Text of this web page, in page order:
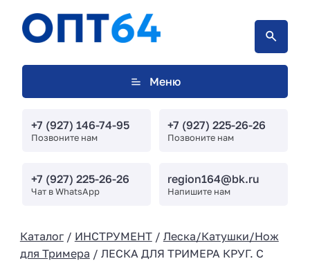
Меню
+7 (927) 146-74-95
Позвоните нам
+7 (927) 225-26-26
Позвоните нам
+7 (927) 225-26-26
Чат в WhatsApp
region164@bk.ru
Напишите нам
Каталог/ ИНСТРУМЕНТ/ Леска/Катушки/Нож
для Тримера / ЛЕСКА ДЛЯ ТРИМЕРА КРУГ. С